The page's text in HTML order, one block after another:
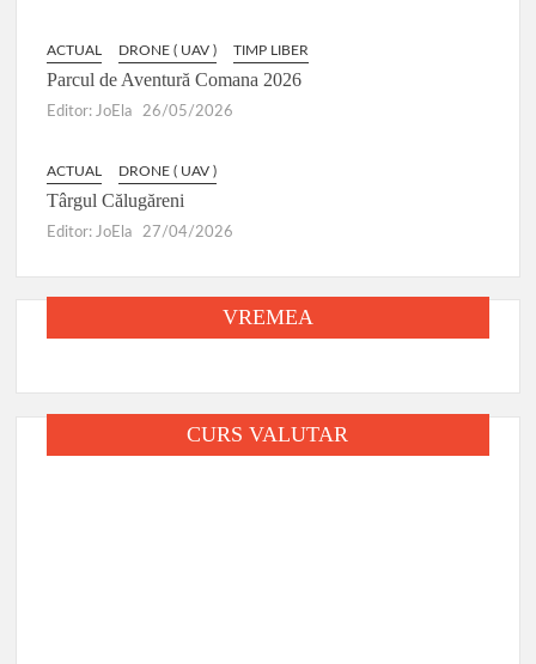
ACTUAL DRONE ( UAV ) TIMP LIBER
Parcul de Aventură Comana 2026
Editor: JoEla 26/05/2026
ACTUAL DRONE ( UAV )
Târgul Călugăreni
Editor: JoEla 27/04/2026
VREMEA
CURS VALUTAR